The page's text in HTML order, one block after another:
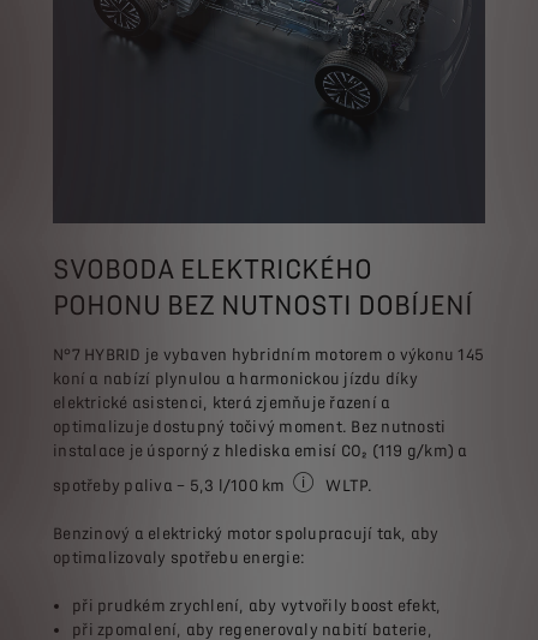
SVOBODA ELEKTRICKÉHO
POHONU BEZ NUTNOSTI DOBÍJENÍ
N°7 HYBRID je vybaven hybridním motorem o výkonu 145
koní a nabízí plynulou a harmonickou jízdu díky
elektrické asistenci, která zjemňuje řazení a
optimalizuje dostupný točivý moment. Bez nutnosti
instalace je úsporný z hlediska emisí CO₂ (119 g/km) a
spotřeby paliva – 5,3 l/100 km
WLTP.
Benzinový a elektrický motor spolupracují tak, aby
optimalizovaly spotřebu energie:
při prudkém zrychlení, aby vytvořily boost efekt,
při zpomalení, aby regenerovaly nabití baterie,